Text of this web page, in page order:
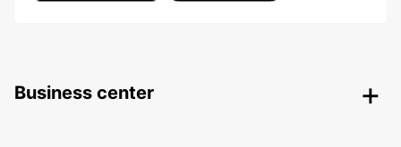
Business center